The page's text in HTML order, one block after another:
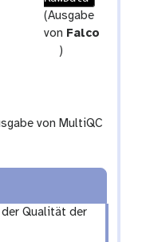
o
l
l
i
(Ausgabe
von Falco
t)
von MultiQC
der Qualität der